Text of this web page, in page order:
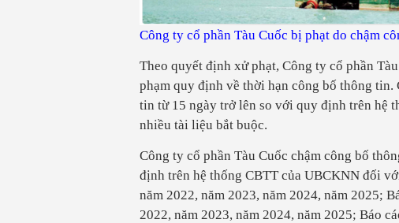
Công ty cổ phần Tàu Cuốc bị phạt do chậm
Theo quyết định xử phạt, Công ty cổ phần
phạm quy định về thời hạn công bố thông tin.
tin từ 15 ngày trở lên so với quy định trên hệ
nhiều tài liệu bắt buộc.
Công ty cổ phần Tàu Cuốc chậm công bố
định trên hệ thống CBTT của UBCKNN đối
năm 2022, năm 2023, năm 2024, năm 2025;
2022, năm 2023, năm 2024, năm 2025; Báo